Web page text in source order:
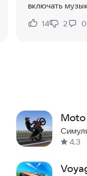
градусов.
включать
Нравится:
14
Не
2 0
4,3